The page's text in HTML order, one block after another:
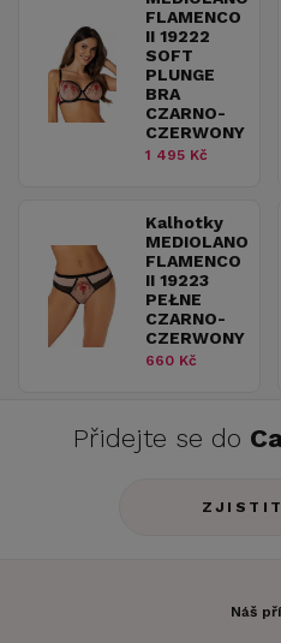
FLAMENCO
II 19222
SOFT
PLUNGE
BRA
CZARNO-
CZERWONY
1 495 Kč
Kalhotky
MEDIOLANO
FLAMENCO
II 19223
PEŁNE
CZARNO-
CZERWONY
660 Kč
Přidejte se do
Náš